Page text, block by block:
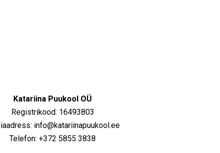
Katariina Puukool OÜ
Registrikood: 16493803
info@katariinapuukool.ee
Telefon: +372 5855 3838